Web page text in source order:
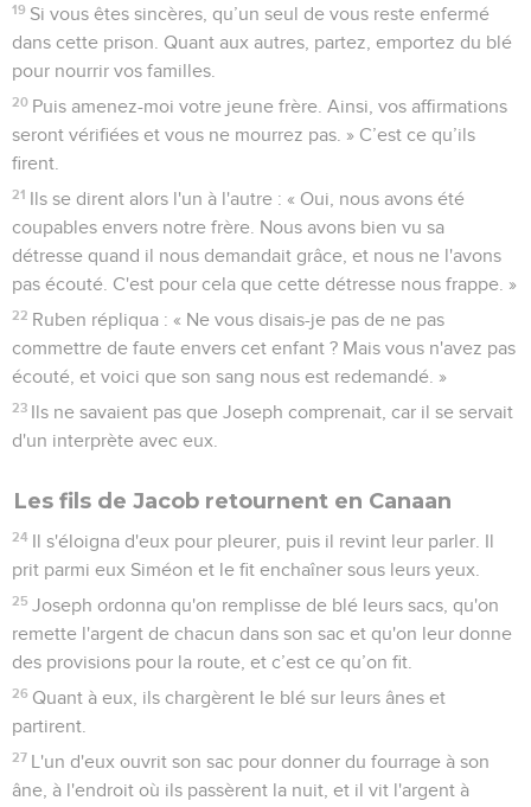
19 Si vous êtes sincères, qu’un seul de vous reste enfermé
dans cette prison. Quant aux autres, partez, emportez du blé
pour nourrir vos familles.
20 Puis amenez-moi votre jeune frère. Ainsi, vos affirmations
seront vérifiées et vous ne mourrez pas. » C’est ce qu’ils
firent.
21 Ils se dirent alors l'un à l'autre : « Oui, nous avons été
coupables envers notre frère. Nous avons bien vu sa
détresse quand il nous demandait grâce, et nous ne l'avons
pas écouté. C'est pour cela que cette détresse nous frappe. »
22 Ruben répliqua : « Ne vous disais-je pas de ne pas
commettre de faute envers cet enfant ? Mais vous n'avez pas
écouté, et voici que son sang nous est redemandé. »
23 Ils ne savaient pas que Joseph comprenait, car il se servait
d'un interprète avec eux.
Les fils de Jacob retournent en Canaan
24 Il s'éloigna d'eux pour pleurer, puis il revint leur parler. Il
prit parmi eux Siméon et le fit enchaîner sous leurs yeux.
25 Joseph ordonna qu'on remplisse de blé leurs sacs, qu'on
remette l'argent de chacun dans son sac et qu'on leur donne
des provisions pour la route, et c’est ce qu’on fit.
26 Quant à eux, ils chargèrent le blé sur leurs ânes et
partirent.
27 L'un d'eux ouvrit son sac pour donner du fourrage à son
âne, à l'endroit où ils passèrent la nuit, et il vit l'argent à